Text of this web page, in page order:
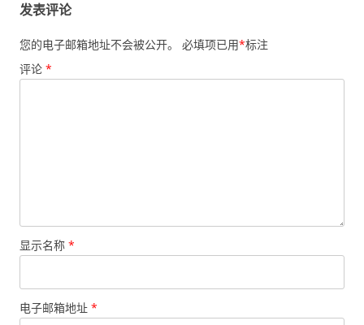
发表评论
您的电子邮箱地址不会被公开。 必填项已用*标注
评论 *
显示名称 *
电子邮箱地址 *